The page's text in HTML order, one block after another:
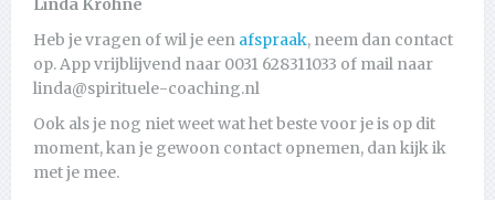
Linda Krohne
Heb je vragen of wil je een afspraak, neem dan contact
op. App vrijblijvend naar 0031 628311033 of mail naar
linda@spirituele-coaching.nl
Ook als je nog niet weet wat het beste voor je is op dit
moment, kan je gewoon contact opnemen, dan kijk ik
met je mee.